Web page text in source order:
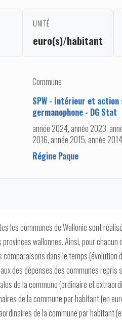
UNITÉ
euro(s)/habitant
Commune
SPW - Intérieur et action
germanophone - DG Stat
année 2024, année 2023,
2016, année 2015, année
Régine Paque
les communes de Wallonie sont
provinces wallonnes. Ainsi, pour
comparaisons dans le temps
des dépenses des communes repris
de la commune (ordinaire et
de la commune par habitant (en
de la commune par habitant